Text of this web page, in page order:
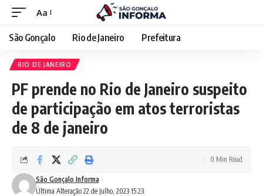
Aa
São Gonçalo Rio de Janeiro Prefeitura
RIO DE JANEIRO
PF prende no Rio de Janeiro suspeito
de participação em atos terroristas
de 8 de janeiro
Última Alteração 22 de Julho, 2023 15:23
São Gonçalo Informa
0 Min Read